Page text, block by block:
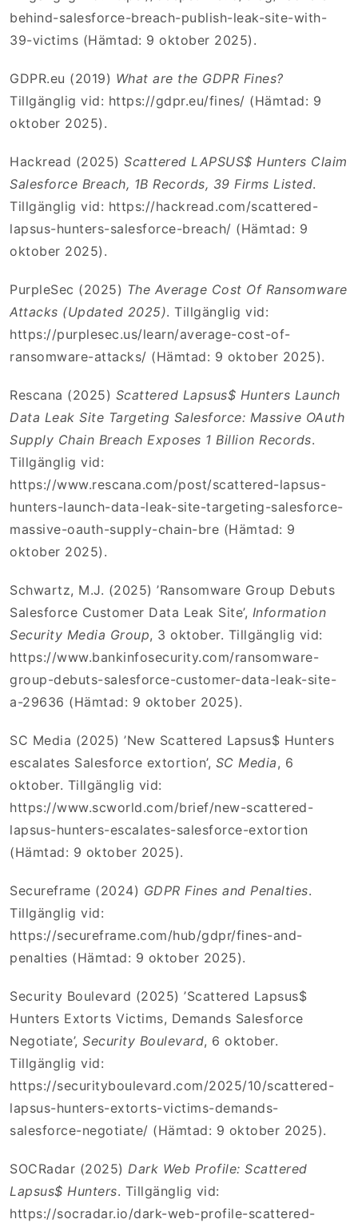
behind-salesforce-breach-publish-leak-site-with-
39-victims (Hämtad: 9 oktober 2025).
GDPR.eu (2019) What are the GDPR Fines?
Tillgänglig vid: https://gdpr.eu/fines/ (Hämtad: 9
oktober 2025).
Hackread (2025) Scattered LAPSUS$ Hunters Claim
Salesforce Breach, 1B Records, 39 Firms Listed.
Tillgänglig vid: https://hackread.com/scattered-
lapsus-hunters-salesforce-breach/ (Hämtad: 9
oktober 2025).
PurpleSec (2025) The Average Cost Of Ransomware
Attacks (Updated 2025). Tillgänglig vid:
https://purplesec.us/learn/average-cost-of-
ransomware-attacks/ (Hämtad: 9 oktober 2025).
Rescana (2025) Scattered Lapsus$ Hunters Launch
Data Leak Site Targeting Salesforce: Massive OAuth
Supply Chain Breach Exposes 1 Billion Records.
Tillgänglig vid:
https://www.rescana.com/post/scattered-lapsus-
hunters-launch-data-leak-site-targeting-salesforce-
massive-oauth-supply-chain-bre (Hämtad: 9
oktober 2025).
Schwartz, M.J. (2025) ’Ransomware Group Debuts
Salesforce Customer Data Leak Site’, Information
Security Media Group, 3 oktober. Tillgänglig vid:
https://www.bankinfosecurity.com/ransomware-
group-debuts-salesforce-customer-data-leak-site-
a-29636 (Hämtad: 9 oktober 2025).
SC Media (2025) ’New Scattered Lapsus$ Hunters
escalates Salesforce extortion’, SC Media, 6
oktober. Tillgänglig vid:
https://www.scworld.com/brief/new-scattered-
lapsus-hunters-escalates-salesforce-extortion
(Hämtad: 9 oktober 2025).
Secureframe (2024) GDPR Fines and Penalties.
Tillgänglig vid:
https://secureframe.com/hub/gdpr/fines-and-
penalties (Hämtad: 9 oktober 2025).
Security Boulevard (2025) ’Scattered Lapsus$
Hunters Extorts Victims, Demands Salesforce
Negotiate’, Security Boulevard, 6 oktober.
Tillgänglig vid:
https://securityboulevard.com/2025/10/scattered-
lapsus-hunters-extorts-victims-demands-
salesforce-negotiate/ (Hämtad: 9 oktober 2025).
SOCRadar (2025) Dark Web Profile: Scattered
Lapsus$ Hunters. Tillgänglig vid:
https://socradar.io/dark-web-profile-scattered-